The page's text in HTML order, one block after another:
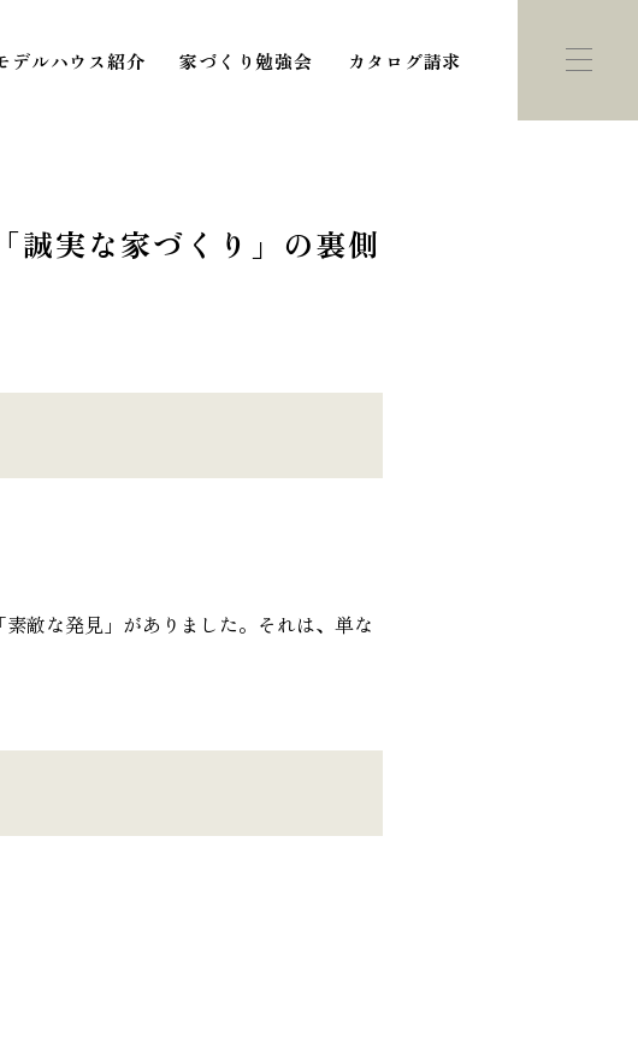
デルハウス紹介 家づくり勉強会 カタログ請求
見学会
紹介
誠実な家づくり」の裏側
敵な発見」がありました。それは、単な